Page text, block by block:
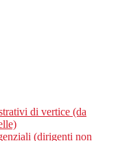
di vertice (da
(dirigenti non